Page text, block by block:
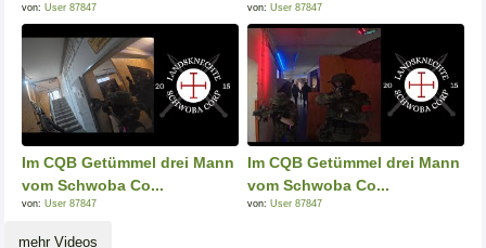
von: User 87847 von: User 87847
Im CQB Getümmel drei Mann
vom Schwoba Co...
von: User 87847
Im CQB Getümmel drei Mann
vom Schwoba Co...
von: User 87847
mehr Videos